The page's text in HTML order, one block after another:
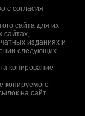
с согласия
сайта для их
сайтах,
изданиях и
следующих
копирование
копируемого
на сайт